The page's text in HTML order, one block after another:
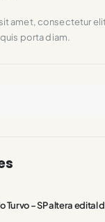
amet, consectetur
porta diam.
Turvo – SP altera edital